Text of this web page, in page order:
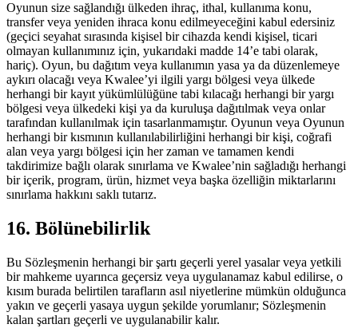
Oyunun size sağlandığı ülkeden ihraç, ithal, kullanıma konu,
transfer veya yeniden ihraca konu edilmeyeceğini kabul edersiniz
(geçici seyahat sırasında kişisel bir cihazda kendi kişisel, ticari
olmayan kullanımınız için, yukarıdaki madde 14’e tabi olarak,
hariç). Oyun, bu dağıtım veya kullanımın yasa ya da düzenlemeye
aykırı olacağı veya Kwalee’yi ilgili yargı bölgesi veya ülkede
herhangi bir kayıt yükümlülüğüne tabi kılacağı herhangi bir yargı
bölgesi veya ülkedeki kişi ya da kuruluşa dağıtılmak veya onlar
tarafından kullanılmak için tasarlanmamıştır. Oyunun veya Oyunun
herhangi bir kısmının kullanılabilirliğini herhangi bir kişi, coğrafi
alan veya yargı bölgesi için her zaman ve tamamen kendi
takdirimize bağlı olarak sınırlama ve Kwalee’nin sağladığı herhangi
bir içerik, program, ürün, hizmet veya başka özelliğin miktarlarını
sınırlama hakkını saklı tutarız.
16. Bölünebilirlik
Bu Sözleşmenin herhangi bir şartı geçerli yerel yasalar veya yetkili
bir mahkeme uyarınca geçersiz veya uygulanamaz kabul edilirse, o
kısım burada belirtilen tarafların asıl niyetlerine mümkün olduğunca
yakın ve geçerli yasaya uygun şekilde yorumlanır; Sözleşmenin
kalan şartları geçerli ve uygulanabilir kalır.